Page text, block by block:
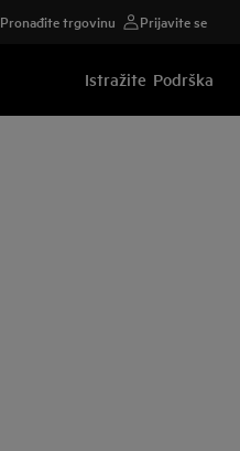
Pronađite trgovinu Prijavite se
Istražite Podrška